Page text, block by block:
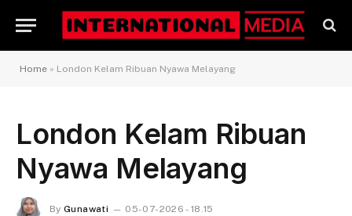
Home » London Kelam Ribuan Nyawa Melayang
London Kelam Ribuan
Nyawa Melayang
By Gunawati
05-07-2026 - 18.15